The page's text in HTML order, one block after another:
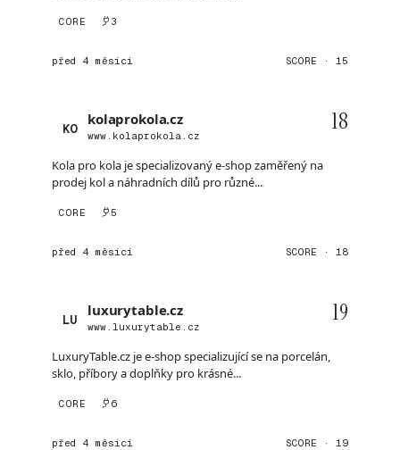
CORE 3
před 4 měsíci SCORE · 15
KO
kolaprokola.cz
www.kolaprokola.cz
18
Kola pro kola je specializovaný e-shop zaměřený na
prodej kol a náhradních dílů pro různé...
CORE 5
před 4 měsíci SCORE · 18
LU
luxurytable.cz
www.luxurytable.cz
19
LuxuryTable.cz je e-shop specializující se na porcelán,
sklo, příbory a doplňky pro krásné...
CORE 6
před 4 měsíci SCORE · 19